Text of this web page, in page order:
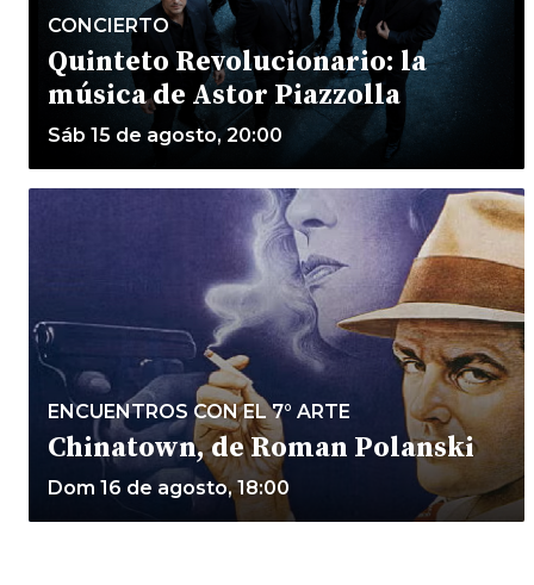
CONCIERTO
Quinteto Revolucionario: la
música de Astor Piazzolla
Sáb 15 de agosto, 20:00
ENCUENTROS CON EL 7° ARTE
Chinatown, de Roman Polanski
Dom 16 de agosto, 18:00